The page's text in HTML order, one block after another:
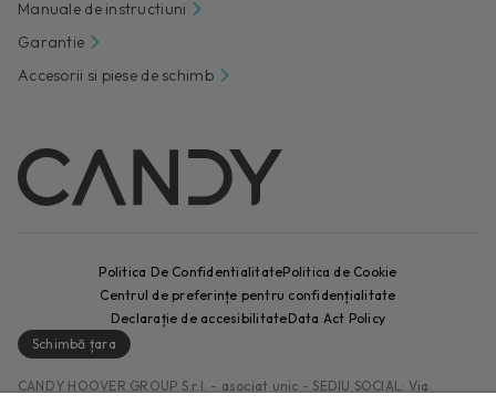
Manuale de instructiuni
Garantie
Accesorii si piese de schimb
CANDY HOOVER GROUP S.r.I. - asociat unic - SEDIU SOCIAL: Via
Politica De ConfidentialitatePolitica de Cookie
Centrul de preferințe pentru confidențialitate
Declarație de accesibilitateData Act Policy
Schimbă țara